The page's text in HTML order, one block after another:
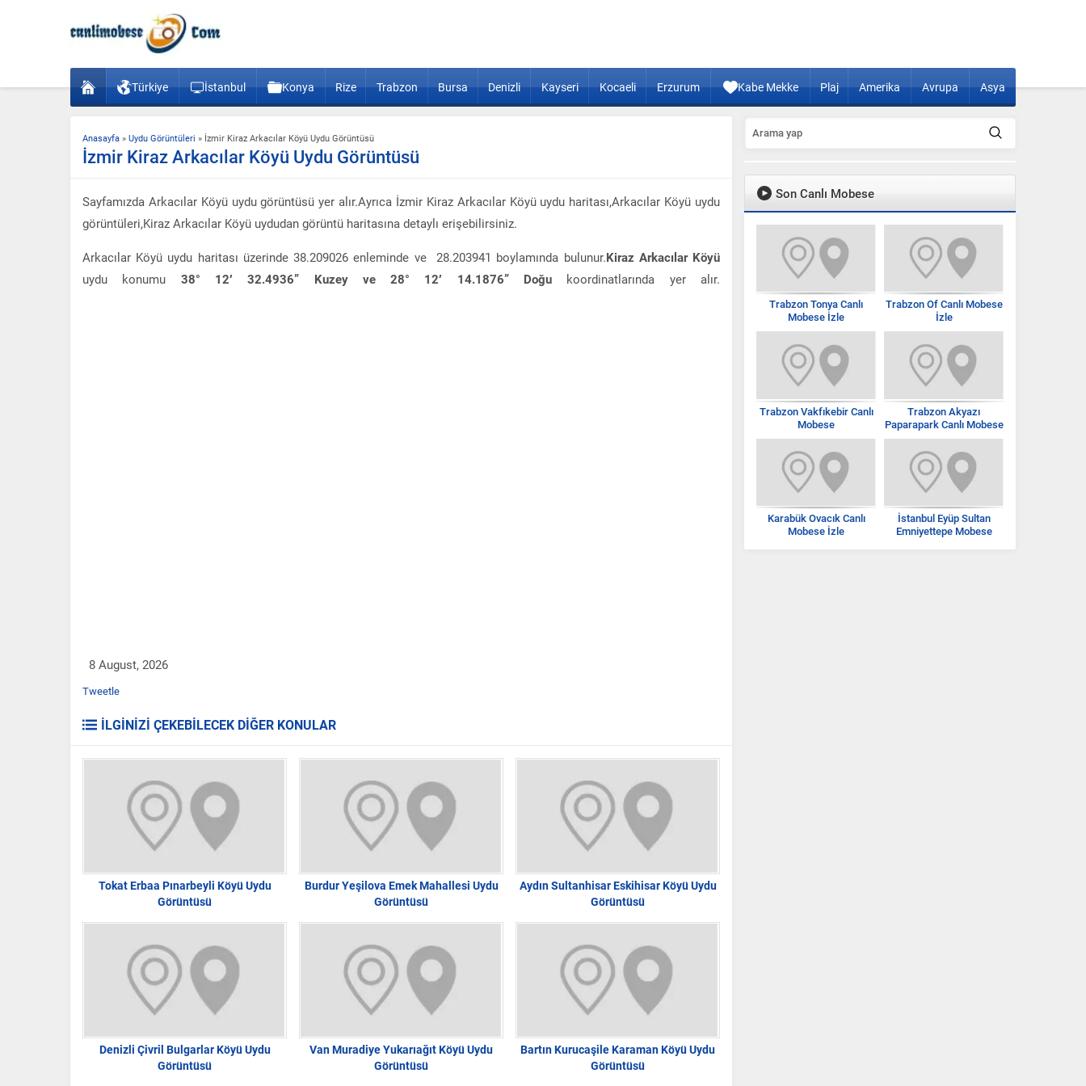
Türkiye İstanbul Konya Rize Trabzon Bursa Denizli Kayseri Kocaeli Erzurum Kabe Mekke Plaj Amerika Avrupa Asya
Anasayfa » Uydu Görüntüleri » İzmir Kiraz Arkacılar Köyü Uydu Görüntüsü
İzmir Kiraz Arkacılar Köyü Uydu Görüntüsü
Sayfamızda Arkacılar Köyü uydu görüntüsü yer alır.Ayrıca İzmir Kiraz Arkacılar Köyü uydu haritası,Arkacılar Köyü uydu
görüntüleri,Kiraz Arkacılar Köyü uydudan görüntü haritasına detaylı erişebilirsiniz.
Arkacılar Köyü uydu haritası üzerinde 38.209026 enleminde ve 28.203941 boylamında bulunur.Kiraz Arkacılar Köyü
uydu konumu 38° 12′ 32.4936” Kuzey ve 28° 12′ 14.1876” Doğu koordinatlarında yer alır.
8 August, 2026
Tweetle
İLGİNİZİ ÇEKEBİLECEK DİĞER KONULAR
Tokat Erbaa Pınarbeyli Köyü Uydu
Görüntüsü
Burdur Yeşilova Emek Mahallesi Uydu
Görüntüsü
Aydın Sultanhisar Eskihisar Köyü Uydu
Görüntüsü
Denizli Çivril Bulgarlar Köyü Uydu
Görüntüsü
Van Muradiye Yukarıağıt Köyü Uydu
Görüntüsü
Bartın Kurucaşile Karaman Köyü Uydu
Görüntüsü
Son Canlı Mobese
Trabzon Tonya Canlı
Mobese İzle
Trabzon Of Canlı Mobese
İzle
Trabzon Vakfıkebir Canlı
Mobese
Trabzon Akyazı
Paparapark Canlı Mobese
İzle
Karabük Ovacık Canlı
Mobese İzle
İstanbul Eyüp Sultan
Emniyettepe Mobese